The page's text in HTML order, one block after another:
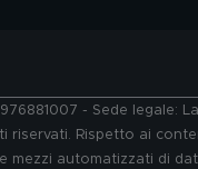
- Sede
riservati. Rispetto ai
mezzi automatizzati di